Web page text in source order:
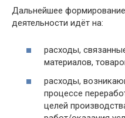
Дальнейшее
деятельности идёт на:
расходы,
материалов,
расходы,
процессе
целей